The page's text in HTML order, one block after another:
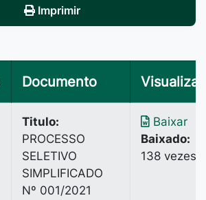
Imprimir
Documento Visualizar
Titulo:
PROCESSO
SELETIVO
SIMPLIFICADO
Nº 001/2021
Baixar
Baixado:
138 vezes